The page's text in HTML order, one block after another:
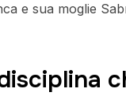
e sua moglie